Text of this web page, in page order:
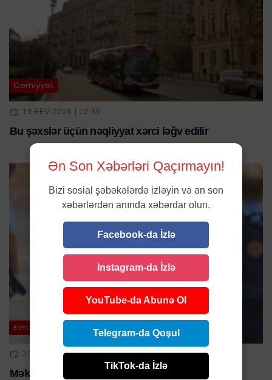
Cəmiyyət
19 FEV 2026 | 12:39
Bu şəxslər üçün nəqliyyat xərci ləğv edilir
Elm və təhsil
23 APR 2026 | 18:11
Məktəblərdə yaz tətilinin vaxtına dəyişiklik edildi
Ən Son Xəbərləri Qaçırmayın!
Bizi sosial şəbəkələrdə izləyin və ən son
xəbərlərdən anında xəbərdar olun.
Facebook-da İzlə
Instagram-da İzlə
YouTube-da Abunə Ol
Telegram-da Qoşul
TikTok-da İzlə